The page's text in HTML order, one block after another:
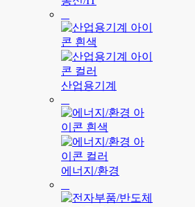
산업용기계
에너지/환경